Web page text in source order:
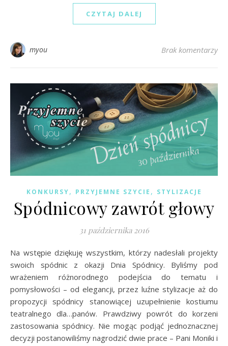
CZYTAJ DALEJ
myou Brak komentarzy
KONKURSY, PRZYJEMNE SZYCIE , STYLIZACJE
Spódnicowy zawrót głowy
31 października 2016
Na wstępie dziękuję wszystkim, którzy nadesłali projekty
swoich spódnic z okazji Dnia Spódnicy. Byliśmy pod
wrażeniem różnorodnego podejścia do tematu i
pomysłowości – od elegancji, przez luźne stylizacje aż do
propozycji spódnicy stanowiącej uzupełnienie kostiumu
teatralnego dla…panów. Prawdziwy powrót do korzeni
zastosowania spódnicy. Nie mogąc podjąć jednoznacznej
decyzji postanowiliśmy nagrodzić dwie prace – Pani Moniki i